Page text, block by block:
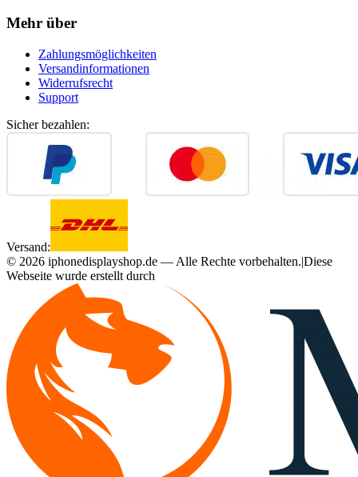
Mehr über
Zahlungsmöglichkeiten
Versandinformationen
Widerrufsrecht
Support
Sicher bezahlen:
Versand:
© 2026 iphonedisplayshop.de — Alle Rechte vorbehalten.|Diese
Webseite wurde erstellt durch